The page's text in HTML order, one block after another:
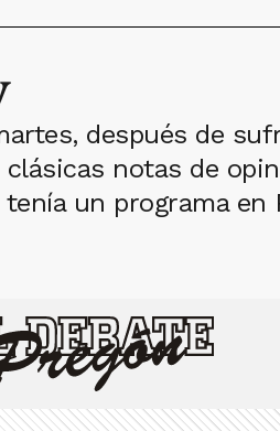
después de
notas de
un programa